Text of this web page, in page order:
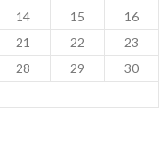
14 15
16
21 22
23
28 29
30